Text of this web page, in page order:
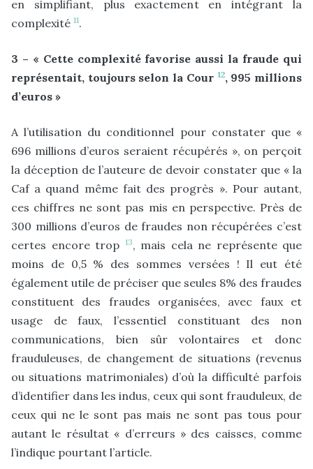
en simplifiant, plus exactement en intégrant la
complexité 11.
3 – « Cette complexité favorise aussi la fraude qui
représentait, toujours selon la Cour 12, 995 millions
d’euros »
A l’utilisation du conditionnel pour constater que «
696 millions d’euros seraient récupérés », on perçoit
la déception de l’auteure de devoir constater que « la
Caf a quand même fait des progrès ». Pour autant,
ces chiffres ne sont pas mis en perspective. Près de
300 millions d’euros de fraudes non récupérées c’est
certes encore trop 13, mais cela ne représente que
moins de 0,5 % des sommes versées ! Il eut été
également utile de préciser que seules 8% des fraudes
constituent des fraudes organisées, avec faux et
usage de faux, l’essentiel constituant des non
communications, bien sûr volontaires et donc
frauduleuses, de changement de situations (revenus
ou situations matrimoniales) d’où la difficulté parfois
d’identifier dans les indus, ceux qui sont frauduleux, de
ceux qui ne le sont pas mais ne sont pas tous pour
autant le résultat « d’erreurs » des caisses, comme
l’indique pourtant l’article.